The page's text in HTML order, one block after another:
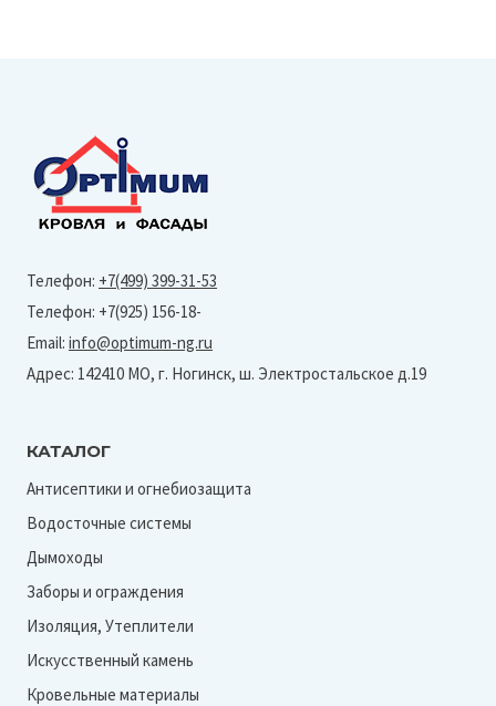
Телефон: +7(499) 399-31-53
Телефон: +7(925) 156-18-
Email: info@optimum-ng.ru
Адрес: 142410 МО, г. Ногинск, ш. Электростальское д.19
КАТАЛОГ
Антисептики и огнебиозащита
Водосточные системы
Дымоходы
Заборы и ограждения
Изоляция, Утеплители
Искусственный камень
Кровельные материалы